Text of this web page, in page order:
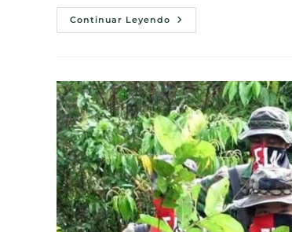
Continuar Leyendo